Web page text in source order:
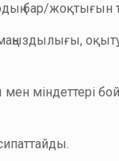
бар/жоқтығын
оқыту
міндеттері